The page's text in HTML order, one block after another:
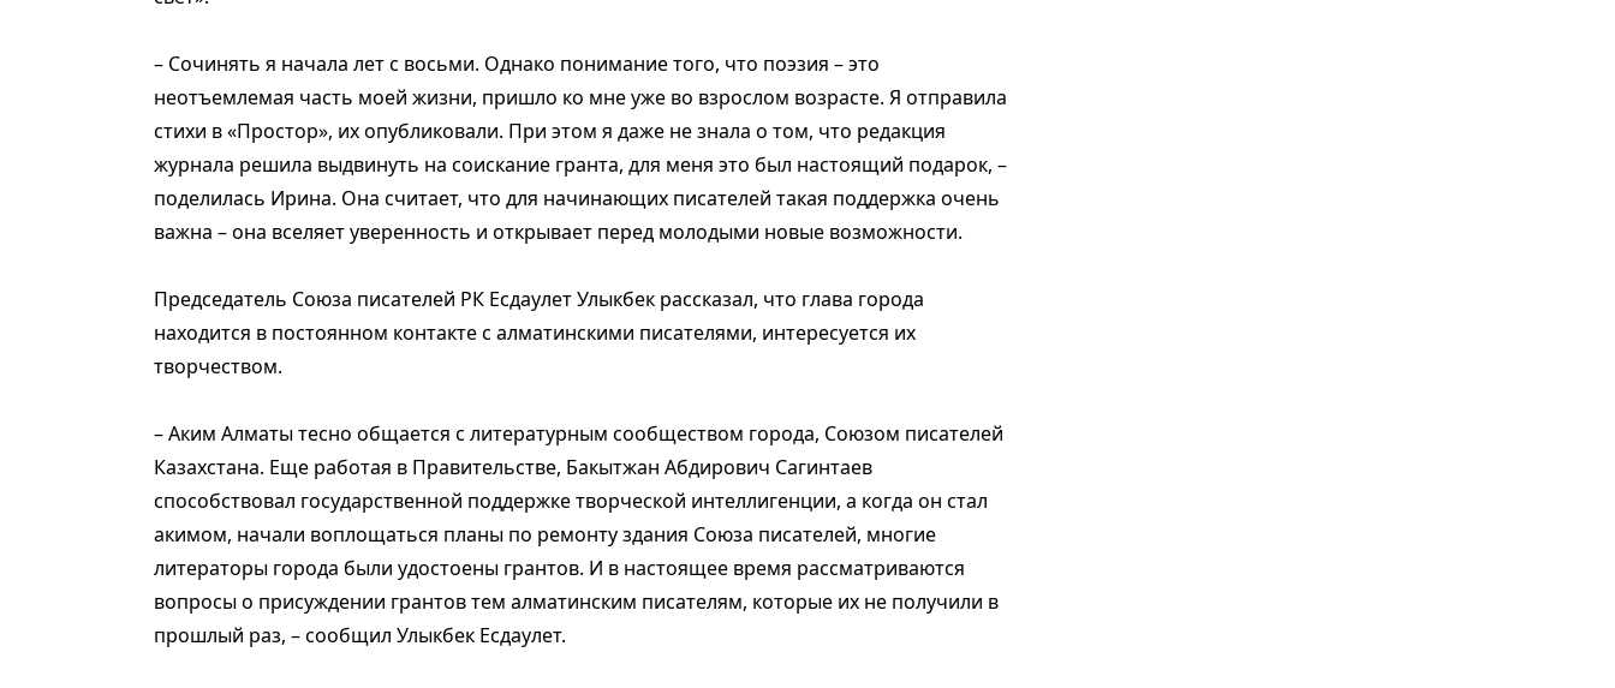
– Сочинять я начала лет с восьми. Однако понимание того, что поэзия – это
неотъемлемая часть моей жизни, пришло ко мне уже во взрослом возрасте. Я отправила
стихи в «Простор», их опубликовали. При этом я даже не знала о том, что редакция
журнала решила выдвинуть на соискание гранта, для меня это был настоящий подарок, –
поделилась Ирина. Она считает, что для начинающих писателей такая поддержка очень
важна – она вселяет уверенность и открывает перед молодыми новые возможности.
Председатель Союза писателей РК Есдаулет Улыкбек рассказал, что глава города
находится в постоянном контакте с алматинскими писателями, интересуется их
творчеством.
– Аким Алматы тесно общается с литературным сообществом города, Союзом писателей
Казахстана. Еще работая в Правительстве, Бакытжан Абдирович Сагинтаев
способствовал государственной поддержке творческой интеллигенции, а когда он стал
акимом, начали воплощаться планы по ремонту здания Союза писателей, многие
литераторы города были удостоены грантов. И в настоящее время рассматриваются
вопросы о присуждении грантов тем алматинским писателям, которые их не получили в
прошлый раз, – сообщил Улыкбек Есдаулет.